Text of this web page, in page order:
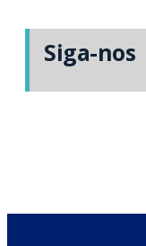
Siga-nos